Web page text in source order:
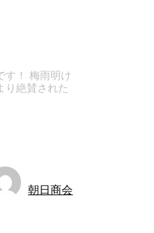
す！ 梅雨明け
り絶賛された
朝日商会